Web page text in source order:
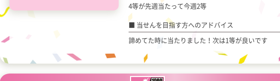
4等が先週当たって今週2等
当せんを目指す方へのアドバイス
諦めてた時に当たりました！次は1等が良いです